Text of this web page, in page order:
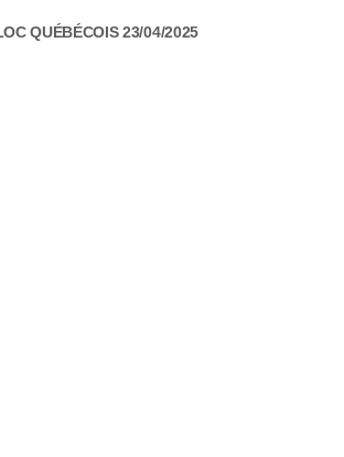
QUÉBÉCOIS 23/04/2025